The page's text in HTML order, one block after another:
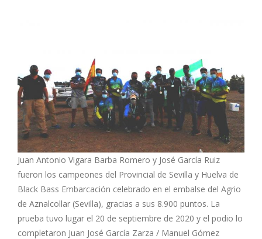
Juan Antonio Vigara Barba Romero y José García Ruiz
fueron los campeones del Provincial de Sevilla y Huelva de
Black Bass Embarcación celebrado en el embalse del Agrio
de Aznalcollar (Sevilla), gracias a sus 8.900 puntos. La
prueba tuvo lugar el 20 de septiembre de 2020 y el podio lo
completaron Juan José García Zarza / Manuel Gómez